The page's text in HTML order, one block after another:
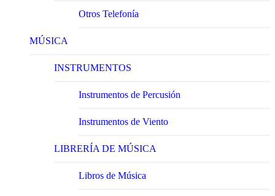
Otros Telefonía
MÚSICA
INSTRUMENTOS
Instrumentos de Percusión
Instrumentos de Viento
LIBRERÍA DE MÚSICA
Libros de Música